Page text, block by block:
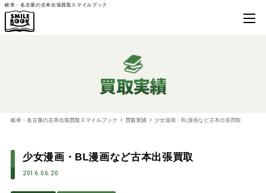
岐阜・名古屋の古本出張買取スマイルブック
買取実績
岐阜・名古屋の古本出張買取スマイルブック 買取実績 少女漫画・BL漫画など古本出張買取
少女漫画・BL漫画など古本出張買取
2016.06.20